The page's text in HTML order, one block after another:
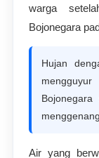
warga
Bojonegara
Hujan
Air yang